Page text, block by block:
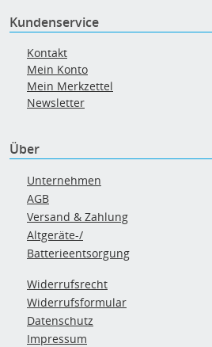
Kundenservice
Kontakt
Mein Konto
Mein Merkzettel
Newsletter
Über
Unternehmen
AGB
Versand & Zahlung
Altgeräte-/
Batterieentsorgung
Widerrufsrecht
Widerrufsformular
Datenschutz
Impressum